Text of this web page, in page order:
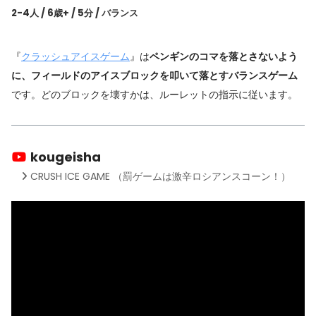
2-4人 / 6歳+ / 5分/ バランス
『クラッシュアイスゲーム』はペンギンのコマを落とさないよう
に、フィールドのアイスブロックを叩いて落とすバランスゲーム
です。どのブロックを壊すかは、ルーレットの指示に従います。
kougeisha
CRUSH ICE GAME （罰ゲームは激辛ロシアンスコーン！）